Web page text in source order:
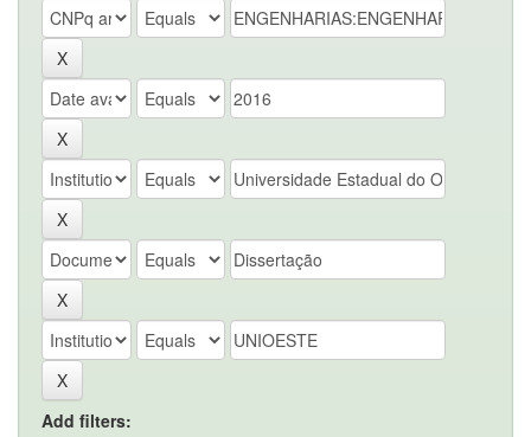
Add filters: